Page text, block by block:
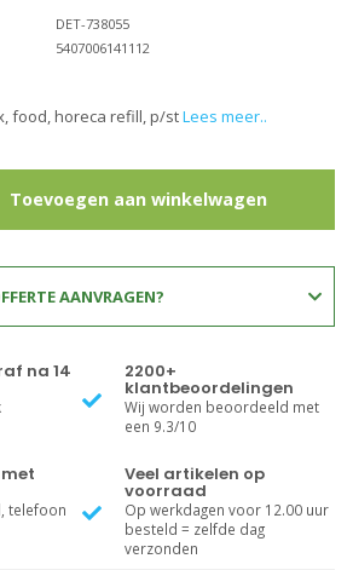
DET-738055
5407006141112
food, horeca refill, p/stLees meer..
Toevoegen aan winkelwagen
AANVRAGEN?
na 14 2200+
klantbeoordelingen
Wij worden beoordeeld met
een 9.3/10
telefoon
Veel artikelen op
voorraad
Op werkdagen voor 12.00 uur
besteld = zelfde dag
verzonden